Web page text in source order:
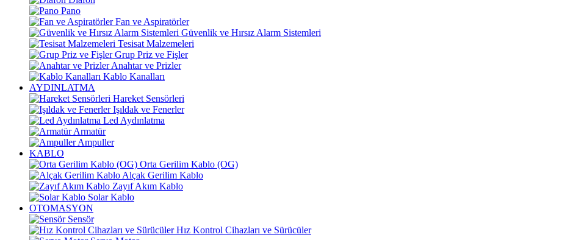
Pano
Fan ve Aspiratörler
Güvenlik ve Hırsız Alarm Sistemleri
Tesisat Malzemeleri
Grup Priz ve Fişler
Anahtar ve Prizler
Kablo Kanalları
AYDINLATMA
Hareket Sensörleri
Işıldak ve Fenerler
Led Aydınlatma
Armatür
Ampuller
KABLO
Orta Gerilim Kablo (OG)
Alçak Gerilim Kablo
Zayıf Akım Kablo
Solar Kablo
OTOMASYON
Sensör
Hız Kontrol Cihazları ve Sürücüler